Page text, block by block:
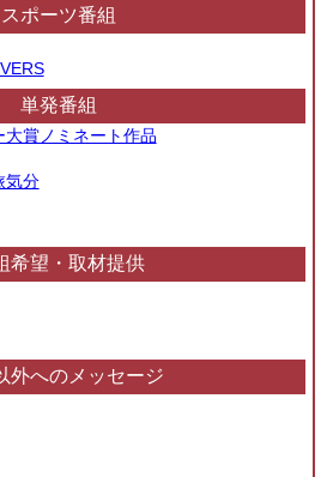
スポーツ番組
単発番組
賞ノミネート作品
気分
希望・取材提供
外へのメッセージ